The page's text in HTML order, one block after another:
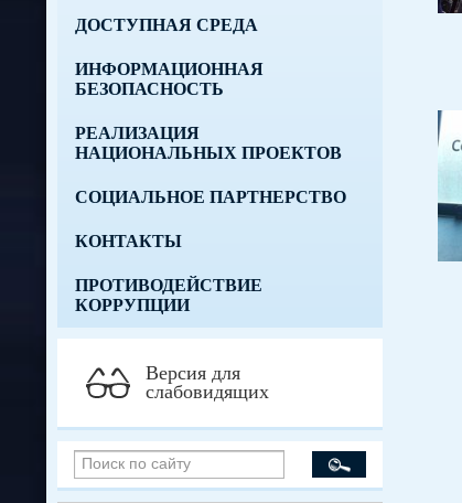
ДОСТУПНАЯ СРЕДА
ИНФОРМАЦИОННАЯ
БЕЗОПАСНОСТЬ
РЕАЛИЗАЦИЯ
НАЦИОНАЛЬНЫХ ПРОЕКТОВ
СОЦИАЛЬНОЕ ПАРТНЕРСТВО
КОНТАКТЫ
ПРОТИВОДЕЙСТВИЕ
КОРРУПЦИИ
Версия для
слабовидящих